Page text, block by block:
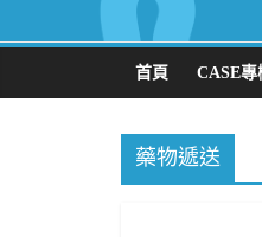
首頁 CASE專
藥物遞送